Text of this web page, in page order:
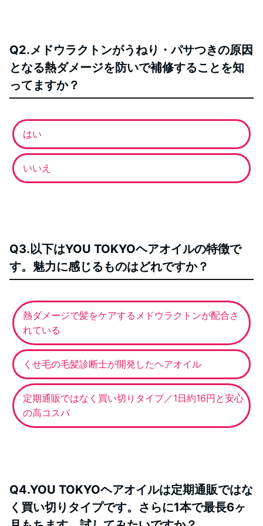
Q2.メドウラクトンがうねり・パサつきの原因
となる熱ダメージを防いで補修することを知
ってますか？
はい
いいえ
Q3.以下はYOU TOKYOヘアオイルの特徴で
す。魅力に感じるものはどれですか？
熱ダメージで髪をケアするメドウラクトンが配合さ
れている
くせ毛の毛髪診断士が開発したヘアオイル
定期通販ではなく買い切りタイプ／1日約16円と安心
の高コスパ
Q4.YOU TOKYOヘアオイルは定期通販ではな
く買い切りタイプです。さらに1本で最長6ヶ